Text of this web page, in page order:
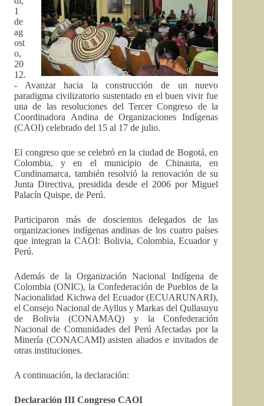
1
de
ag
ost
o,
20
12.
- Avanzar hacia la construcción de un nuevo
paradigma civilizatorio sustentado en el buen vivir fue
una de las resoluciones del Tercer Congreso de la
Coordinadora Andina de Organizaciones Indígenas
(CAOI) celebrado del 15 al 17 de julio.
El congreso que se celebró en la ciudad de Bogotá, en
Colombia, y en el municipio de Chinauta, en
Cundinamarca, también resolvió la renovación de su
Junta Directiva, presidida desde el 2006 por Miguel
Palacín Quispe, de Perú.
Participaron más de doscientos delegados de las
organizaciones indígenas andinas de los cuatro países
que integran la CAOI: Bolivia, Colombia, Ecuador y
Perú.
Además de la Organización Nacional Indígena de
Colombia (ONIC), la Confederación de Pueblos de la
Nacionalidad Kichwa del Ecuador (ECUARUNARI),
el Consejo Nacional de Ayllus y Markas del Qullasuyu
de Bolivia (CONAMAQ) y la Confederación
Nacional de Comunidades del Perú Afectadas por la
Minería (CONACAMI) asisten aliados e invitados de
otras instituciones.
A continuación, la declaración:
Declaración III Congreso CAOI